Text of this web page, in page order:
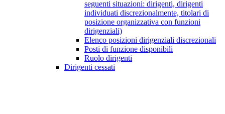
seguenti situazioni: dirigenti, dirigenti
individuati discrezionalmente, titolari di
posizione organizzativa con funzioni
dirigenziali)
Elenco posizioni dirigenziali discrezionali
Posti di funzione disponibili
Ruolo dirigenti
Dirigenti cessati